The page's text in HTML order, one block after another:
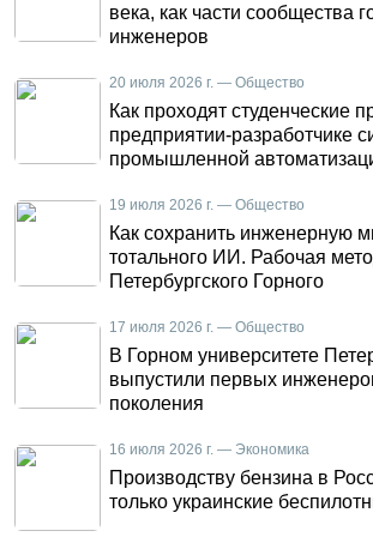
века, как части сообщества
инженеров
20 июля 2026 г. — Общество
Как проходят студенческие
предприятии-разработчике
промышленной
19 июля 2026 г. — Общество
Как сохранить инженерную
тотального ИИ. Рабочая
Петербургского Горного
17 июля 2026 г. — Общество
В Горном университете
выпустили первых
поколения
16 июля 2026 г. — Экономика
Производству бензина в
только украинские